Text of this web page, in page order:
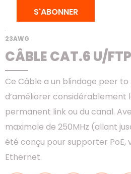
ACCUEIL
23AWG
CÂBLE CAT.6 U/
Ce Câble a un blindage peer
d’améliorer considérablement
permanent link ou du canal.
maximale de 250MHz (allant
été conçu pour supporter PoE,
Ethernet.
S'ABONNER